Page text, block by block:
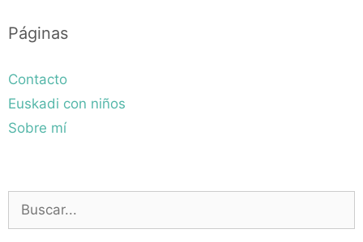
Páginas
Contacto
Euskadi con niños
Sobre mí